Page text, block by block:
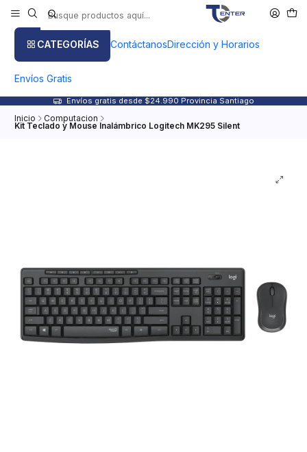
CATEGORÍAS ContáctanosDirección y Horarios
Envíos Gratis
Envíos gratis desde $24.990 Provincia Santiago
Inicio Computacion
Kit Teclado y Mouse Inalámbrico Logitech MK295 Silent